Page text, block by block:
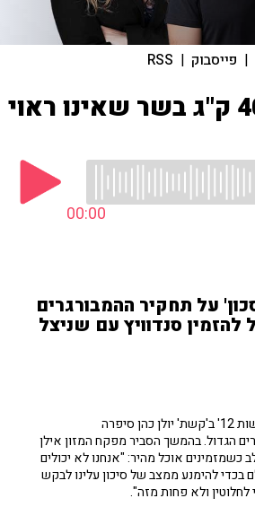
| פייסבוק |
RSS
היכן נמצאו 40 ק"ג בשר שאינו ראוי
00:00
על תחקיר ההמבורגרים
סנדוויץ עם שניצל
כתבת 'תוכנית חיסכון' ב'חדשות 12' ב'קשת' יולן כהן סיפרה
הגדול. בהמשך הסביר מפקח המזון אילן
כשמזמינים אוכל מהיר: "אנחנו לא יכולים
להימנע ממצב של סיכון עלינו לבקש
ולא פחות מזה".